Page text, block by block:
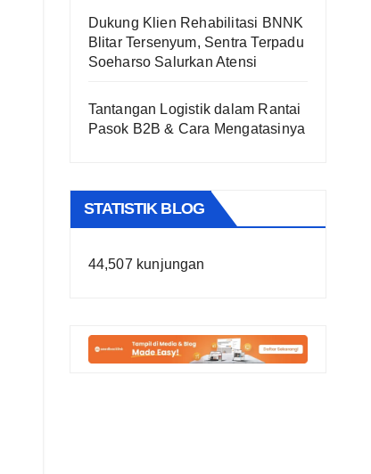
Dukung Klien Rehabilitasi BNNK
Blitar Tersenyum, Sentra Terpadu
Soeharso Salurkan Atensi
Tantangan Logistik dalam Rantai
Pasok B2B & Cara Mengatasinya
STATISTIK BLOG
44,507 kunjungan